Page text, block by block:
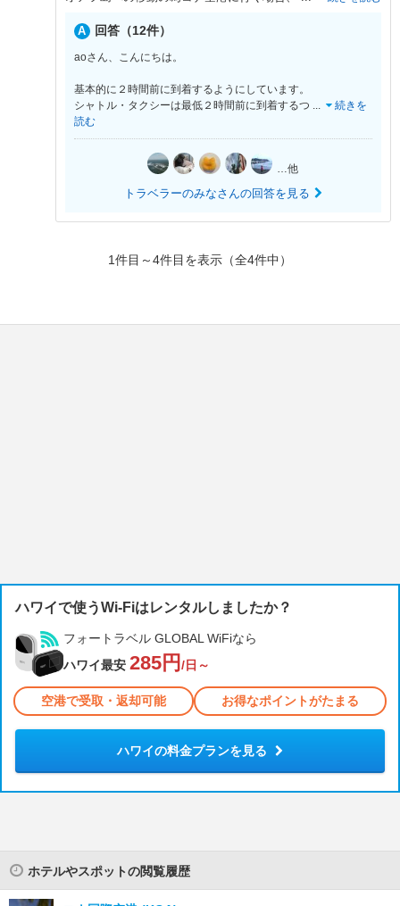
回答（12件）
aoさん、こんにちは。
基本的に２時間前に到着するようにしています。
シャトル・タクシーは最低２時間前に到着するつ
続きを
読む
…他
トラベラーのみなさんの回答を見る
1件目～4件目を表示（全4件中）
ハワイで使うWi-Fiはレンタルしましたか？
フォートラベル GLOBAL WiFiなら
ハワイ最安 285円 /日～
空港で受取・返却可能 お得なポイントがたまる
ハワイの料金プランを見る
ホテルやスポットの閲覧履歴